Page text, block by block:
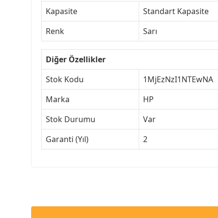
Kapasite
Standart Kapasite
Renk
Sarı
Diğer Özellikler
Stok Kodu
1MjEzNzI1NTEwNA
Marka
HP
Stok Durumu
Var
Garanti (Yıl)
2